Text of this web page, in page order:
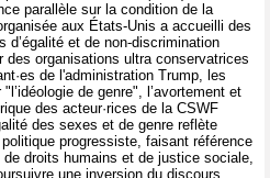
parallèle sur la condition de la
aux États-Unis a accueilli des
et de non-discrimination
des organisations ultra conservatrices
de l'administration Trump, les
de genre", l’avortement et
des acteur·rices de la CSWF
des sexes et de genre reflète
progressiste, faisant référence
droits humains et de justice sociale,
une inversion du discours